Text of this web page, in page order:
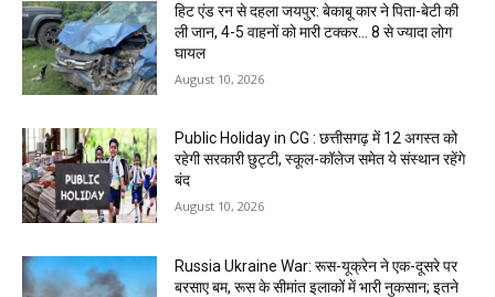
हिट एंड रन से दहला जयपुर: बेकाबू कार ने पिता-बेटी की
ली जान, 4-5 वाहनों को मारी टक्कर… 8 से ज्यादा लोग
घायल
August 10, 2026
Public Holiday in CG : छत्तीसगढ़ में 12 अगस्त को
रहेगी सरकारी छुट्टी, स्कूल-कॉलेज समेत ये संस्थान रहेंगे
बंद
August 10, 2026
Russia Ukraine War: रूस-यूक्रेन ने एक-दूसरे पर
बरसाए बम, रूस के सीमांत इलाकों में भारी नुकसान; इतने